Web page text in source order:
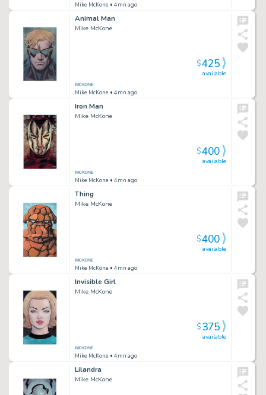
Mike McKone • 4mn ago
Animal Man
Mike McKone
Mike McKone • 4mn ago
available
$425
Iron Man
Mike McKone
Mike McKone • 4mn ago
available
$400
Thing
Mike McKone
Mike McKone • 4mn ago
available
$400
Invisible Girl
Mike McKone
Mike McKone • 4mn ago
available
$375
Lilandra
Mike McKone